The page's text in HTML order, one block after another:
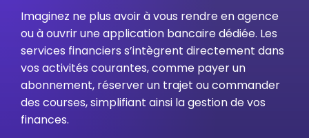
Imaginez ne plus avoir à vous rendre en agence
ou à ouvrir une application bancaire dédiée. Les
services financiers s’intègrent directement dans
vos activités courantes, comme payer un
abonnement, réserver un trajet ou commander
des courses, simplifiant ainsi la gestion de vos
finances.